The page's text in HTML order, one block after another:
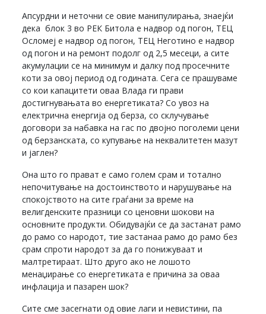
Апсурдни и неточни се овие манипулирања, знаејќи
дека блок 3 во РЕК Битола е надвор од погон, ТЕЦ
Осломеј е надвор од погон, ТЕЦ Неготино е надвор
од погон и на ремонт подолг од 2,5 месеци, а сите
акумулации се на минимум и далку под просечните
коти за овој период од годината. Сега се прашуваме
со кои капацитети оваа Влада ги прави
достигнувањата во енергетиката? Со увоз на
електрична енергија од берза, со склучување
договори за набавка на гас по двојно поголеми цени
од берзанската, со купување на неквалитетен мазут
и јаглен?
Она што го прават е само голем срам и тотално
непочитување на достоинството и нарушување на
спокојството на сите граѓани за време на
велигденските празници со ценовни шокови на
основните продукти. Обидувајќи се да застанат рамо
до рамо со народот, тие застанаа рамо до рамо без
срам спроти народот за да го понижуваат и
малтретираат. Што друго ако не лошото
менаџирање со енергетиката е причина за оваа
инфлација и пазарен шок?
Сите сме засегнати од овие лаги и невистини, па